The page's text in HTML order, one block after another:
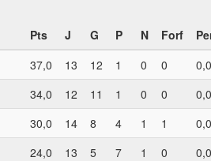
Pts J G P N Forf
37,0 13 12 1 0 0
0,0
34,0 12 11 1 0 0
0,0
30,0 14 8 4 1 1
0,0
24,0 13 5 7 1 0
0,0